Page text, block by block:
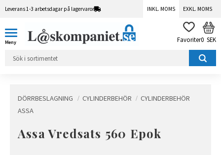
Leverans 1-3 arbetsdagar på lagervaror INKL. MOMS EXKL. MOMS
FAVORITER
0 SEK
DÖRRBESLAGNING CYLINDERBEHÖR
CYLINDERBEHÖR
ASSA
Assa Vredsats 560 Epok